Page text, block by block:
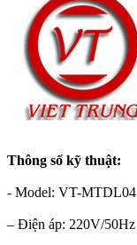
Thông số kỹ thuật:
- Model: VT-MTDL04
– Điện áp: 220V/50Hz